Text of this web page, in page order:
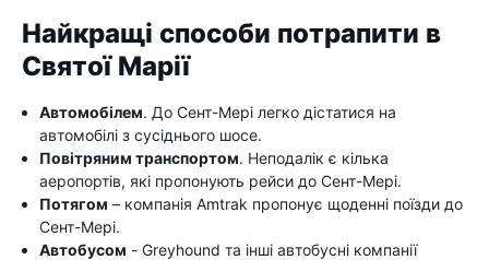
Найкращі способи потрапити в
Святої Марії
Автомобілем. До Сент-Мері легко дістатися на
автомобілі з сусіднього шосе.
Повітряним транспортом. Неподалік є кілька
аеропортів, які пропонують рейси до Сент-Мері.
Потягом – компанія Amtrak пропонує щоденні поїзди до
Сент-Мері.
Автобусом - Greyhound та інші автобусні компанії